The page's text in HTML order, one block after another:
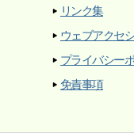
リンク集
ウェブアクセ
プライバシー
免責事項